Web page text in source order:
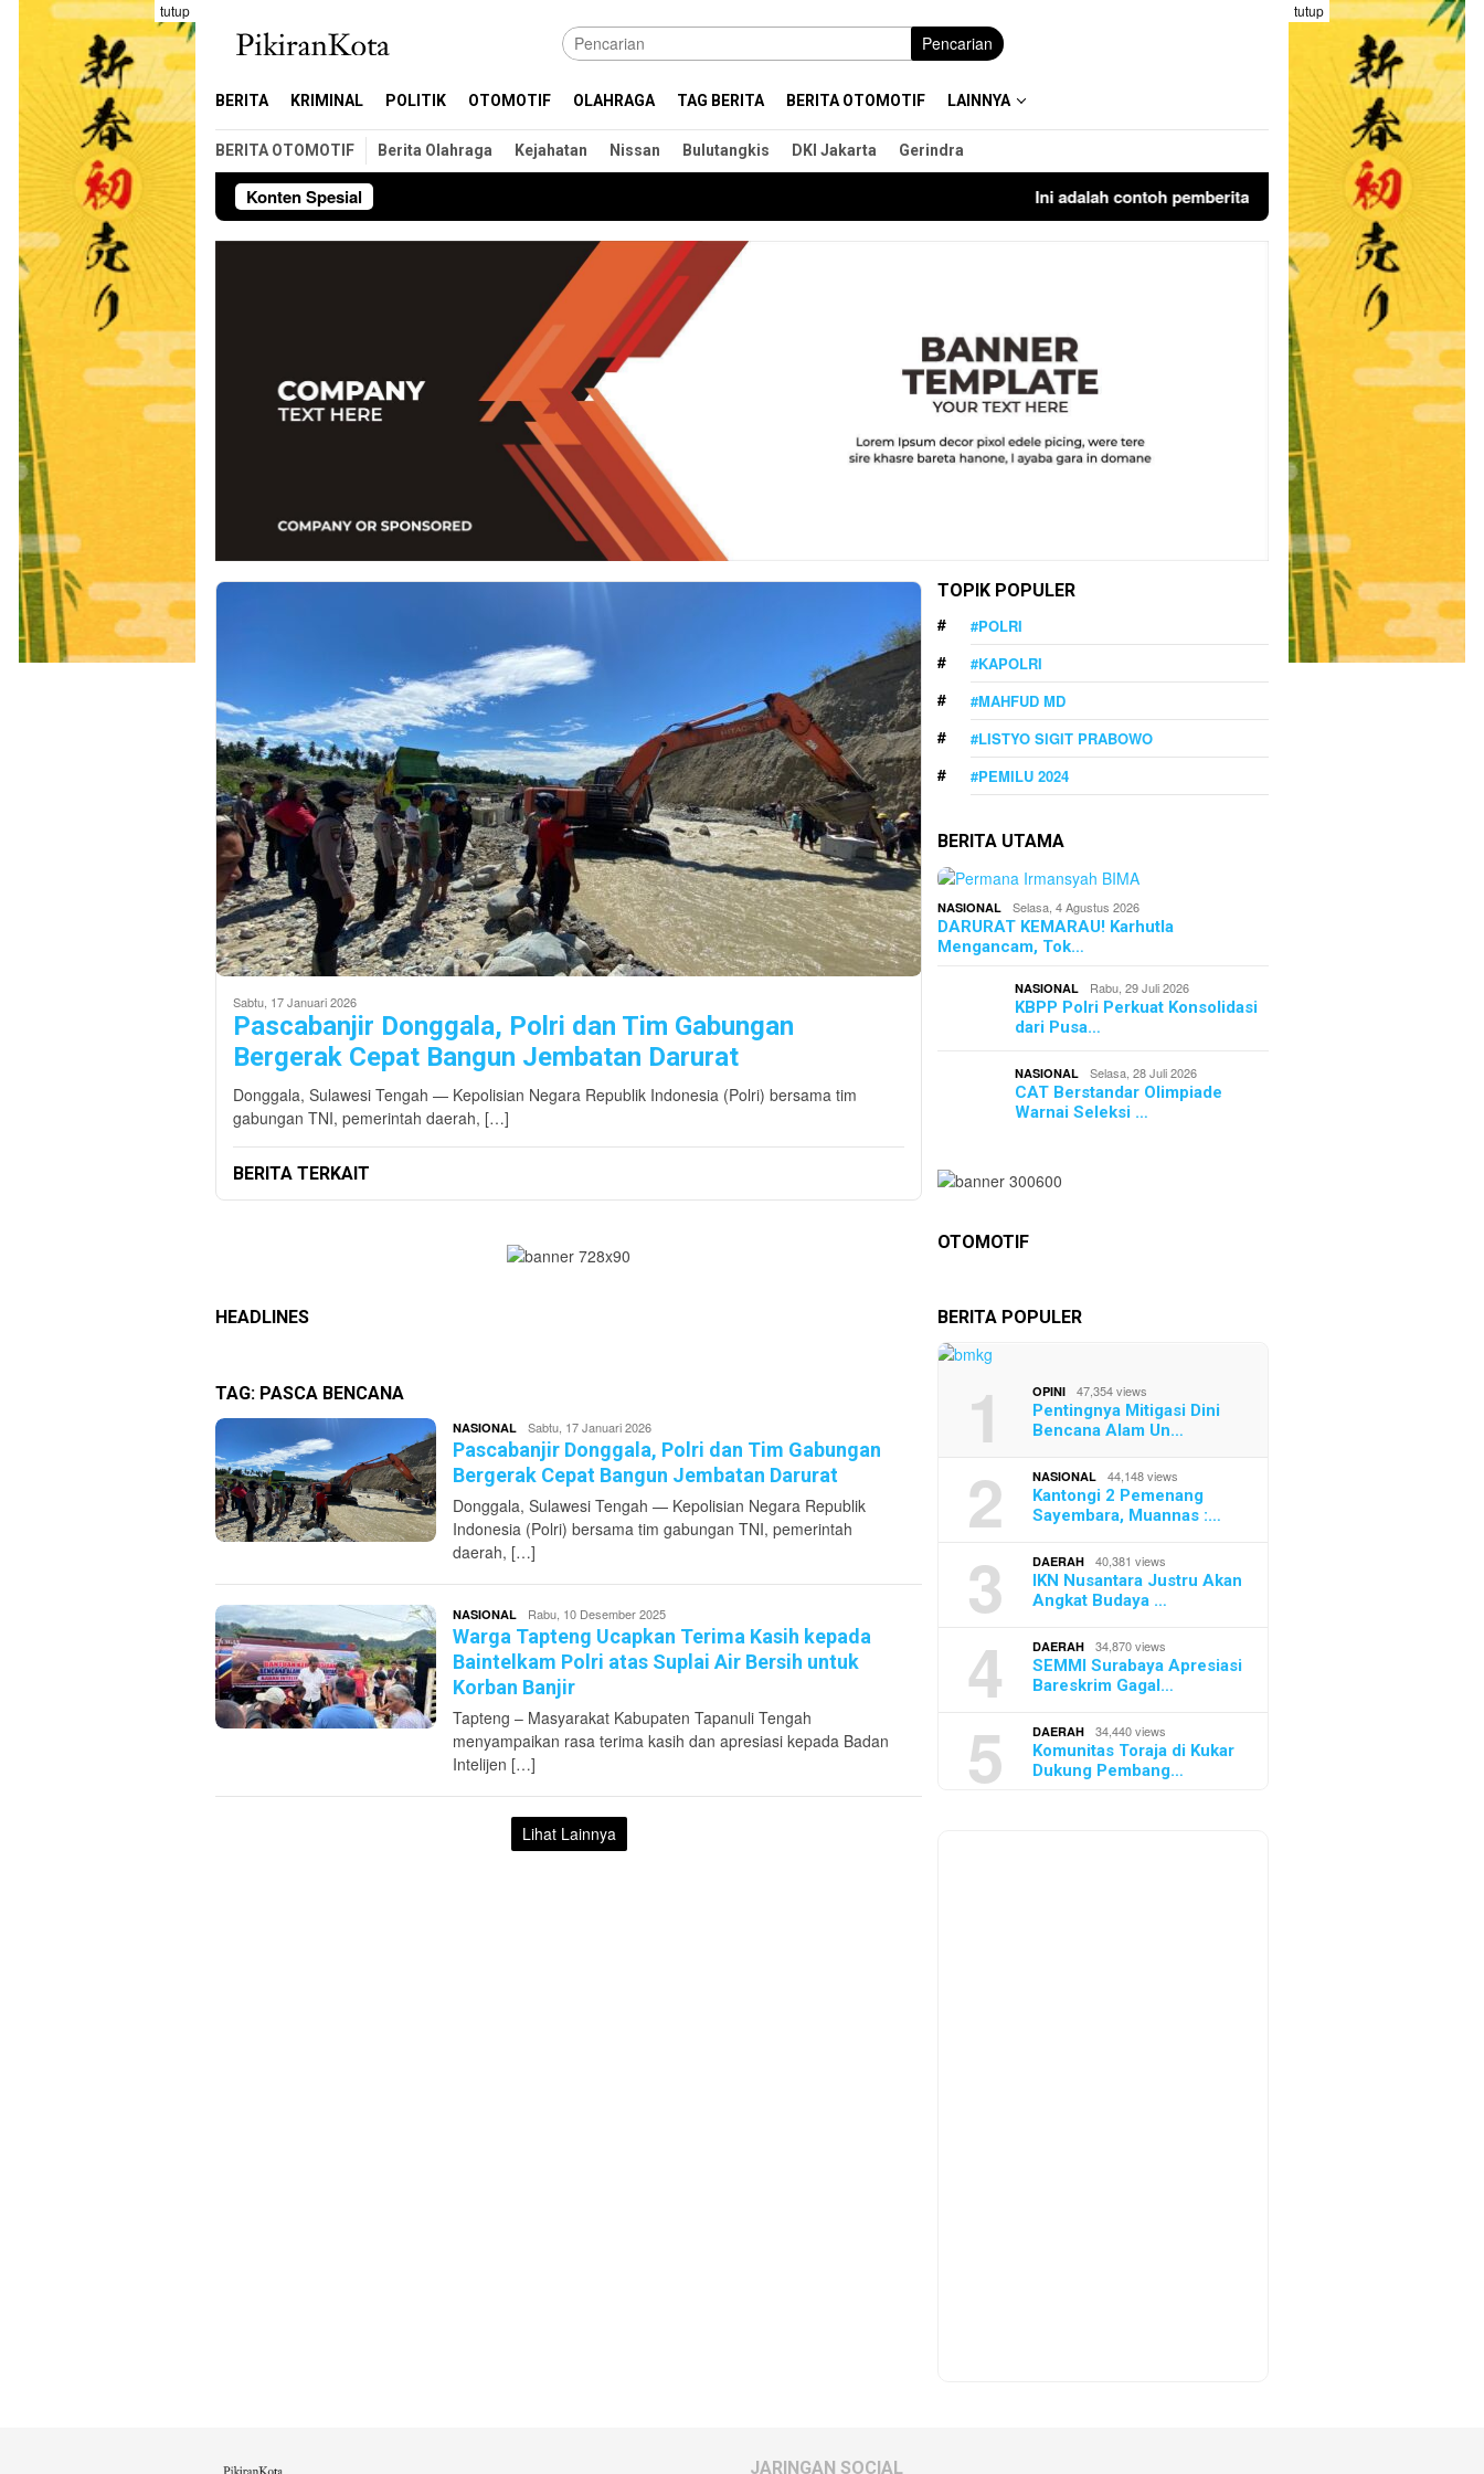
tutup tutup
Pencarian
BERITA KRIMINAL POLITIK OTOMOTIF OLAHRAGA TAG BERITA BERITA OTOMOTIF LAINNYA
BERITA OTOMOTIF Berita Olahraga Kejahatan Nissan Bulutangkis DKI Jakarta Gerindra
Konten Spesial Ini adalah contoh pemberitahuan kepada pengunjung anda.
Sabtu, 17 Januari 2026
Pascabanjir Donggala, Polri dan Tim Gabungan
Bergerak Cepat Bangun Jembatan Darurat
Donggala, Sulawesi Tengah — Kepolisian Negara Republik Indonesia (Polri) bersama tim
gabungan TNI, pemerintah daerah, […]
BERITA TERKAIT
HEADLINES
TAG: PASCA BENCANA
NASIONAL Redaktur
Pikirankota
Sabtu, 17 Januari 2026
Pascabanjir Donggala, Polri dan Tim Gabungan
Bergerak Cepat Bangun Jembatan Darurat
Donggala, Sulawesi Tengah — Kepolisian Negara Republik
Indonesia (Polri) bersama tim gabungan TNI, pemerintah
daerah, […]
NASIONAL Redaktur
Pikirankota
Rabu, 10 Desember 2025
Warga Tapteng Ucapkan Terima Kasih kepada
Baintelkam Polri atas Suplai Air Bersih untuk
Korban Banjir
Tapteng – Masyarakat Kabupaten Tapanuli Tengah
menyampaikan rasa terima kasih dan apresiasi kepada Badan
Intelijen […]
Lihat Lainnya
TOPIK POPULER
#POLRI
#KAPOLRI
#MAHFUD MD
#LISTYO SIGIT PRABOWO
#PEMILU 2024
BERITA UTAMA
NASIONAL Selasa, 4 Agustus 2026
DARURAT KEMARAU! Karhutla
Mengancam, Tok…
NASIONAL Rabu, 29 Juli 2026
KBPP Polri Perkuat Konsolidasi
dari Pusa…
NASIONAL Selasa, 28 Juli 2026
CAT Berstandar Olimpiade
Warnai Seleksi …
OTOMOTIF
BERITA POPULER
1 OPINI 47,354 views
Pentingnya Mitigasi Dini
Bencana Alam Un…
2 NASIONAL 44,148 views
Kantongi 2 Pemenang
Sayembara, Muannas :…
3 DAERAH 40,381 views
IKN Nusantara Justru Akan
Angkat Budaya …
4 DAERAH 34,870 views
SEMMI Surabaya Apresiasi
Bareskrim Gagal…
5 DAERAH 34,440 views
Komunitas Toraja di Kukar
Dukung Pembang…
JARINGAN SOCIAL